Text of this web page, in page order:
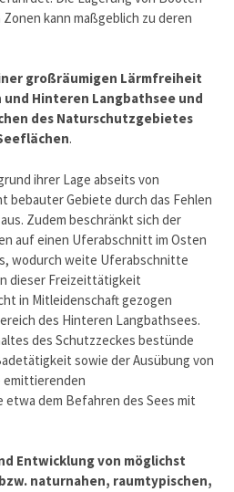
kann maßgeblich zu deren
großräumigen Lärmfreiheit
und Hinteren Langbathsee und
des Naturschutzgebietes
.
ihrer Lage abseits von
bebauter Gebiete durch das Fehlen
Zudem beschränkt sich der
auf einen Uferabschnitt im Osten
wodurch weite Uferabschnitte
dieser Freizeittätigkeit
in Mitleidenschaft gezogen
des Hinteren Langbathsees.
des Schutzzeckes bestünde
sowie der Ausübung von
emittierenden
dem Befahren des Sees mit
Entwicklung von möglichst
naturnahen, raumtypischen,